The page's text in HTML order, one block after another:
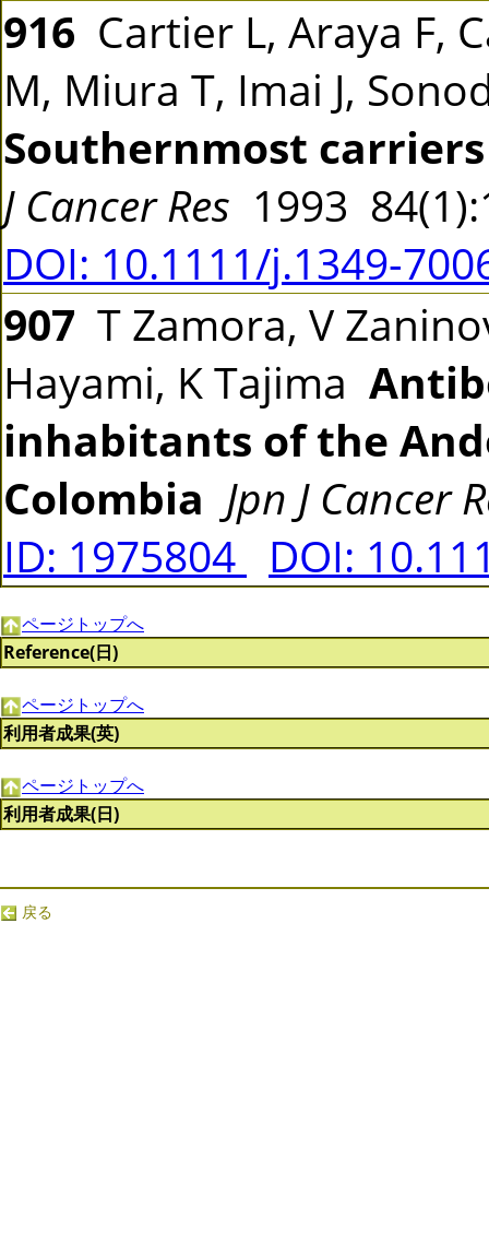
916 Cartier L, Araya F,
M, Miura T, Imai J,
Southernmost
J Cancer Res 1993
DOI: 10.1111/j.1349-
907 T Zamora, V
Hayami, K Tajima
inhabitants of the
Colombia Jpn J Cancer
ID: 1975804
DOI:
ページトップへ
Reference(日)
ページトップへ
利用者成果(英)
ページトップへ
利用者成果(日)
戻る